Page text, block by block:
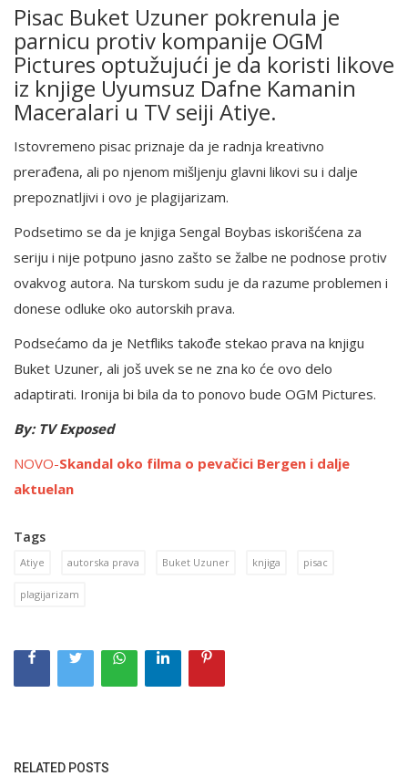
Pisac Buket Uzuner pokrenula je
parnicu protiv kompanije OGM
Pictures optužujući je da koristi likove
iz knjige Uyumsuz Dafne Kamanin
Maceralari u TV seiji Atiye.
Istovremeno pisac priznaje da je radnja kreativno
prerađena, ali po njenom mišljenju glavni likovi su i dalje
prepoznatljivi i ovo je plagijarizam.
Podsetimo se da je knjiga Sengal Boybas iskorišćena za
seriju i nije potpuno jasno zašto se žalbe ne podnose protiv
ovakvog autora. Na turskom sudu je da razume problemen i
donese odluke oko autorskih prava.
Podsećamo da je Netfliks takođe stekao prava na knjigu
Buket Uzuner, ali još uvek se ne zna ko će ovo delo
adaptirati. Ironija bi bila da to ponovo bude OGM Pictures.
By: TV Exposed
NOVO-Skandal oko filma o pevačici Bergen i dalje
aktuelan
Tags
Atiye autorska prava Buket Uzuner knjiga pisac
plagijarizam
RELATED POSTS